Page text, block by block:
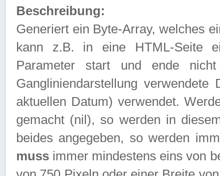
Beschreibung:
Generiert ein Byte-Array, welches
kann z.B. in eine HTML-Seite
Parameter start und ende
Gangliniendarstellung
aktuellen Datum) verwendet.
gemacht (nil), so werden in
beides angegeben, so werden
muss immer mindestens eins von